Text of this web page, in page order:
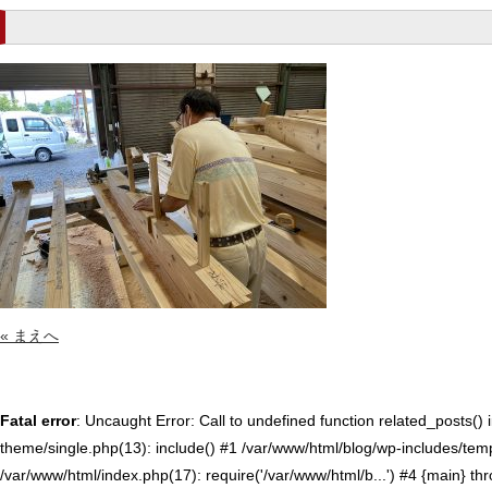
« まえへ
Fatal error: Uncaught Error: Call to undefined function
theme/single.php(13): include() #1 /var/www/html/blog/wp-includes/
/var/www/html/index.php(17): require('/var/www/html/b...') #4 {main}